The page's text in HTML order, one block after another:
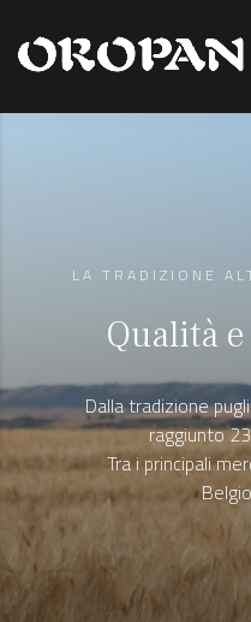
LA TRADIZIONE
Qualità
Dalla tradizione
raggiunto
Tra i principali